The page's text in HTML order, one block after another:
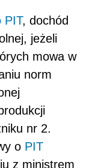
PIT, dochód
jeżeli
mowa w
norm
nr 2.
o PIT
z ministrem